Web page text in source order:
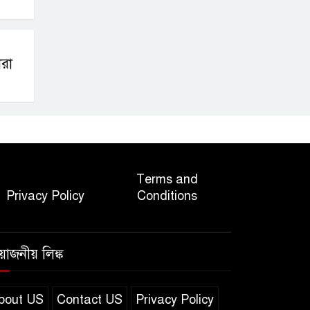
Privacy Policy
Terms and
Conditions
লিঙ্ক
US Contact US Privacy Policy